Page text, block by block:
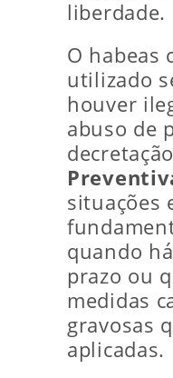
liberdade.
O habeas
utilizado
houver
abuso de
situações
quando
prazo ou
medidas
gravosas
aplicadas.